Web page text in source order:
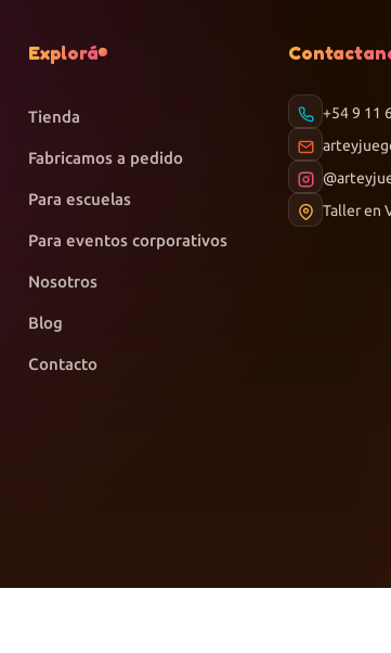
Explorá
Tienda
Fabricamos a pedido
Para escuelas
Para eventos corporativos
Nosotros
Blog
Contacto
+54 9 11
Taller en